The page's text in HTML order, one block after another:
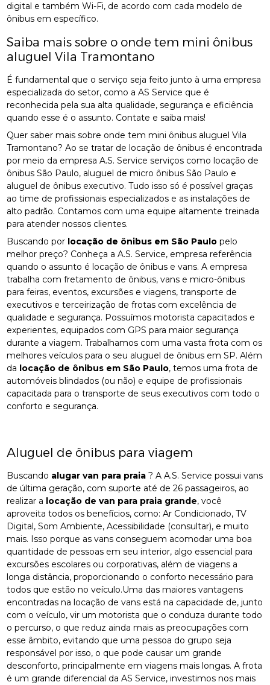
digital e também Wi-Fi, de acordo com cada modelo de
ônibus em específico.
Saiba mais sobre o onde tem mini ônibus
aluguel Vila Tramontano
É fundamental que o serviço seja feito junto à uma empresa
especializada do setor, como a AS Service que é
reconhecida pela sua alta qualidade, segurança e eficiência
quando esse é o assunto. Contate e saiba mais!
Quer saber mais sobre onde tem mini ônibus aluguel Vila
Tramontano? Ao se tratar de locação de ônibus é encontrada
por meio da empresa A.S. Service serviços como locação de
ônibus São Paulo, aluguel de micro ônibus São Paulo e
aluguel de ônibus executivo. Tudo isso só é possível graças
ao time de profissionais especializados e as instalações de
alto padrão. Contamos com uma equipe altamente treinada
para atender nossos clientes.
Buscando por locação de ônibus em São Paulo pelo
melhor preço? Conheça a A.S. Service, empresa referência
quando o assunto é locação de ônibus e vans. A empresa
trabalha com fretamento de ônibus, vans e micro-ônibus
para feiras, eventos, excursões e viagens, transporte de
executivos e terceirização de frotas com excelência de
qualidade e segurança. Possuímos motorista capacitados e
experientes, equipados com GPS para maior segurança
durante a viagem. Trabalhamos com uma vasta frota com os
melhores veículos para o seu aluguel de ônibus em SP. Além
da locação de ônibus em São Paulo, temos uma frota de
automóveis blindados (ou não) e equipe de profissionais
capacitada para o transporte de seus executivos com todo o
conforto e segurança.
Aluguel de ônibus para viagem
Buscando alugar van para praia ? A A.S. Service possui vans
de última geração, com suporte até de 26 passageiros, ao
realizar a locação de van para praia grande, você
aproveita todos os benefícios, como: Ar Condicionado, TV
Digital, Som Ambiente, Acessibilidade (consultar), e muito
mais. Isso porque as vans conseguem acomodar uma boa
quantidade de pessoas em seu interior, algo essencial para
excursões escolares ou corporativas, além de viagens a
longa distância, proporcionando o conforto necessário para
todos que estão no veículo.Uma das maiores vantagens
encontradas na locação de vans está na capacidade de, junto
com o veículo, vir um motorista que o conduza durante todo
o percurso, o que reduz ainda mais as preocupações com
esse âmbito, evitando que uma pessoa do grupo seja
responsável por isso, o que pode causar um grande
desconforto, principalmente em viagens mais longas. A frota
é um grande diferencial da AS Service, investimos nos mais